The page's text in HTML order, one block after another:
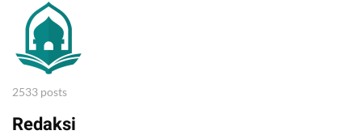
2533 posts
Redaksi